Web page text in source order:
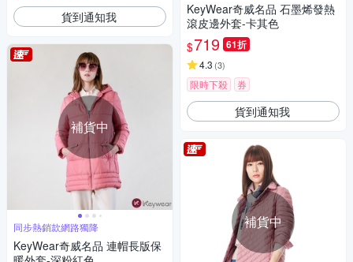
貨到通知我
補貨中
同步熱銷款網路獨降
KeyWear奇威名品 連帽長版保
KeyWear奇威名品 石墨烯發熱
滾皮邊外套-卡其色
$719 61折
4.3 (3)
限時下殺 券
貨到通知我
補貨中